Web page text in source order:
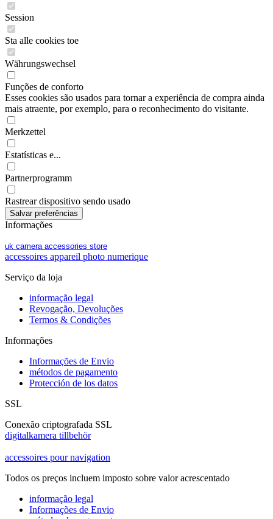
Session
Sta alle cookies toe
Währungswechsel
Funções de conforto
Esses cookies são usados para tornar a experiência de compra ainda
mais atraente, por exemplo, para o reconhecimento do visitante.
Merkzettel
Estatísticas e...
Partnerprogramm
Rastrear dispositivo sendo usado
Informações
uk camera accessories store
accessoires appareil photo numerique
Serviço da loja
informação legal
Revogação, Devoluções
Termos & Condições
Informações
Informações de Envio
métodos de pagamento
Protección de los datos
SSL
Conexão criptografada SSL
digitalkamera tillbehör
accessoires pour navigation
Todos os preços incluem imposto sobre valor acrescentado
informação legal
Informações de Envio